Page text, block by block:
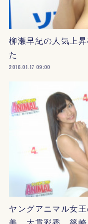
柳瀬早紀の人気上
た
2016.01.17 09:00
ヤングアニマル女